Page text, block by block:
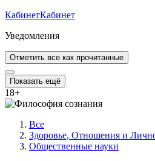
КабинетКабинет
Уведомления
Отметить все как прочитанные
Показать ещё
18+
Все
Здоровье, Отношения и
Общественные науки